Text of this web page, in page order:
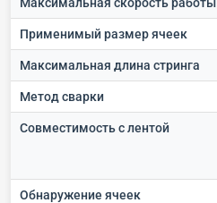
Применимый размер ячеек
Максимальная длина стринга
Метод сварки
Совместимость с лентой
Обнаружение ячеек